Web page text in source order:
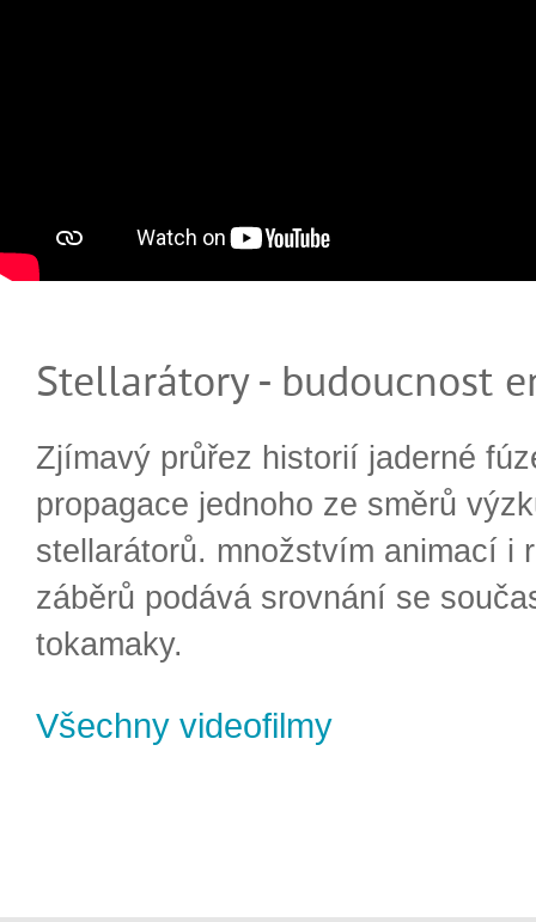
Stellarátory - budoucnost
Zjímavý průřez historií jaderné
propagace jednoho ze směrů
stellarátorů. množstvím animací i
záběrů podává srovnání se
tokamaky.
Všechny videofilmy